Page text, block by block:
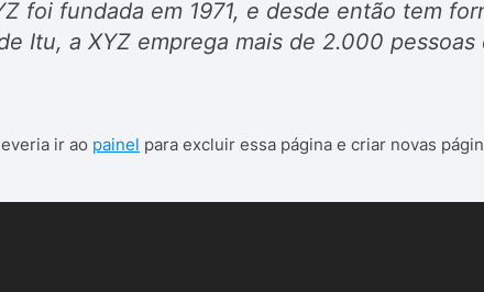
foi fundada em 1971, e desde então tem
Itu, a XYZ emprega mais de 2.000
ir ao painel para excluir essa página e criar novas